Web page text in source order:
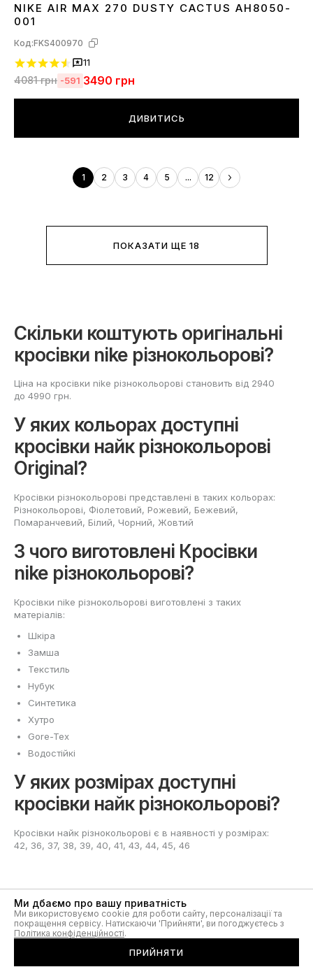
3738 39 40 414243 44 45
NIKE AIR MAX 270 DUSTY CACTUS AH8050-
001
Код:FKS400970
11
4081грн -591 3490 грн
ДИВИТИСЬ
1 2 3 4 5 ... 12
ПОКАЗАТИ ЩЕ 18
Скільки коштують оригінальні
кросівки nike різнокольорові?
Ціна на кросівки nike різнокольорові становить від 2940
до 4990 грн.
У яких кольорах доступні
кросівки найк різнокольорові
Original?
Кросівки різнокольорові представлені в таких кольорах:
Різнокольорові, Фіолетовий, Рожевий, Бежевий,
Помаранчевий, Білий, Чорний, Жовтий
З чого виготовлені Кросівки
nike різнокольорові?
Кросівки nike різнокольорові виготовлені з таких
матеріалів:
Шкіра
Замша
Текстиль
Нубук
Синтетика
Хутро
Gore-Tex
Водостійкі
У яких розмірах доступні
кросівки найк різнокольорові?
Кросівки найк різнокольорові є в наявності у розмірах:
42, 36, 37, 38, 39, 40, 41, 43, 44, 45, 46
Різнокольорові кросівки Nike
для жінок та чоловіків
Ми дбаємо про вашу приватність
Ми використовуємо cookie для роботи сайту, персоналізації та
покращення сервісу. Натискаючи 'Прийняти', ви погоджуєтесь з
Політика конфіденційності.
ПРИЙНЯТИ